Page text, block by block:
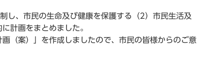
し、市民の生命及び健康を保護する（2）市民生活及
計画をまとめました。
（案）」を作成しましたので、市民の皆様からのご意